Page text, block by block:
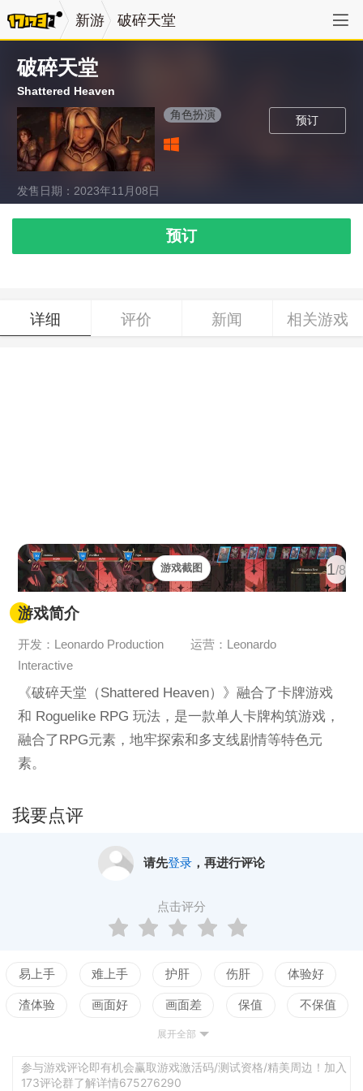
新游 破碎天堂
破碎天堂
Shattered Heaven
预订
角色扮演
发售日期：2023年11月08日
预订
详细 评价 新闻 相关游戏
1/8
游戏截图
游戏简介
开发：Leonardo Production
运营：Leonardo
Interactive
《破碎天堂（Shattered Heaven）》融合了卡牌游戏
和 Roguelike RPG 玩法，是一款单人卡牌构筑游戏，
融合了RPG元素，地牢探索和多支线剧情等特色元
素。
我要点评
请先登录，再进行评论
点击评分
易上手 难上手 护肝 伤肝 体验好
渣体验 画面好 画面差 保值 不保值
测试
养成合理 养成繁琐 自动战斗 无自动战斗
展开全部
参与游戏评论即有机会赢取游戏激活码/测试资格/精美周边！加入
173评论群了解详情675276290